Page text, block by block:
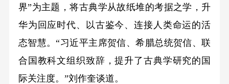
界”为主题，将古典学从故纸堆的考据之学，升
华为回应时代、以古鉴今、连接人类命运的活
态智慧。“习近平主席贺信、希腊总统贺信、联
合国教科文组织致辞，提升了古典学研究的国
际关注度。”刘作奎谈道。